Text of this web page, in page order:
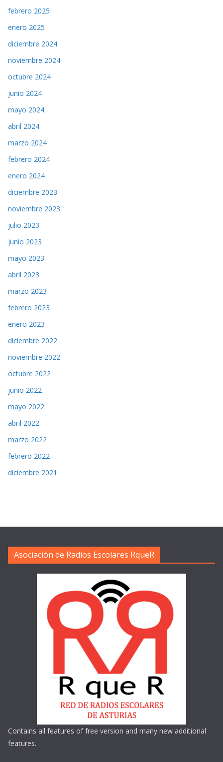
febrero 2025
enero 2025
diciembre 2024
noviembre 2024
octubre 2024
junio 2024
mayo 2024
abril 2024
marzo 2024
febrero 2024
enero 2024
diciembre 2023
noviembre 2023
julio 2023
junio 2023
mayo 2023
abril 2023
marzo 2023
febrero 2023
enero 2023
diciembre 2022
noviembre 2022
octubre 2022
junio 2022
mayo 2022
abril 2022
marzo 2022
febrero 2022
diciembre 2021
Asociación de Radios Escolares RqueR
Contains all features of free version and many new additional
features.